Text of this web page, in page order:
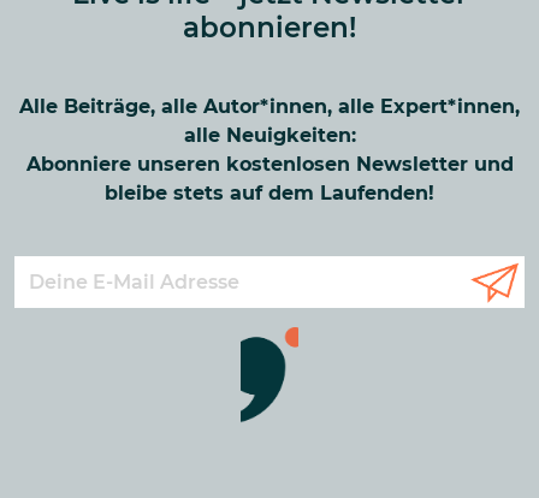
abonnieren!
Alle Beiträge, alle Autor*innen, alle Expert*innen,
alle Neuigkeiten:
Abonniere unseren kostenlosen Newsletter und
bleibe stets auf dem Laufenden!